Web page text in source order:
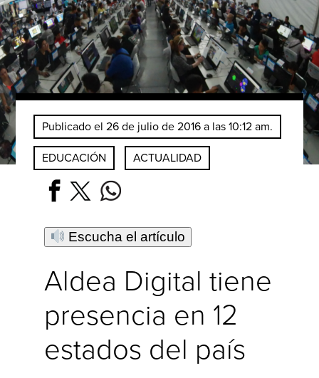
Publicado el 26 de julio de 2016 a las 10:12 am.
EDUCACIÓN ACTUALIDAD
Escucha el artículo
Aldea Digital tiene
presencia en 12
estados del país